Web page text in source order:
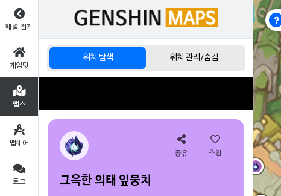
패널 접기
게임닷
맵스
맵쉐어
토크
위치 탐색 위치 관리/숨김
공유 추천
그윽한 의태 잎뭉치